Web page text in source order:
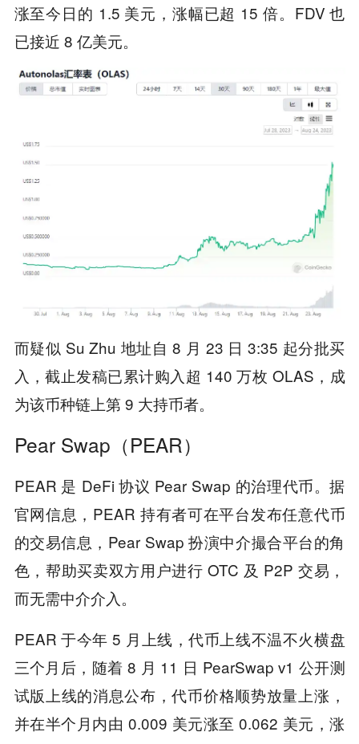
涨至今日的 1.5 美元，涨幅已超 15 倍。FDV 也
已接近 8 亿美元。
而疑似 Su Zhu 地址自 8 月 23 日 3:35 起分批买
入，截止发稿已累计购入超 140 万枚 OLAS，成
为该币种链上第 9 大持币者。
Pear Swap（PEAR）
PEAR 是 DeFi 协议 Pear Swap 的治理代币。据
官网信息，PEAR 持有者可在平台发布任意代币
的交易信息，Pear Swap 扮演中介撮合平台的角
色，帮助买卖双方用户进行 OTC 及 P2P 交易，
而无需中介介入。
PEAR 于今年 5 月上线，代币上线不温不火横盘
三个月后，随着 8 月 11 日 PearSwap v1 公开测
试版上线的消息公布，代币价格顺势放量上涨，
并在半个月内由 0.009 美元涨至 0.062 美元，涨